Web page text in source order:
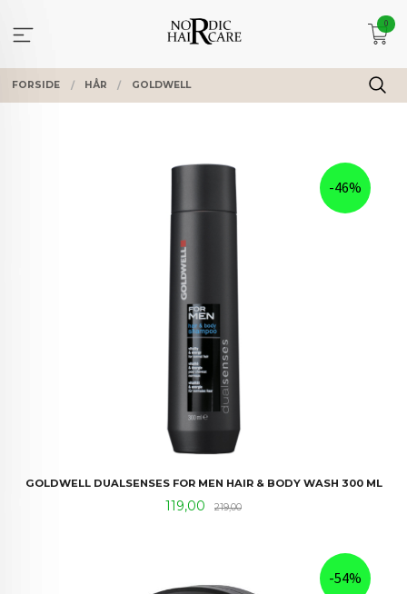
innholdet
0
FORSIDE HÅR GOLDWELL
GOLDWELL DUALSENSES FOR MEN HAIR & BODY WASH 300 ML
Tilbud
119,00 219,00Rabatt
-46%
-54%